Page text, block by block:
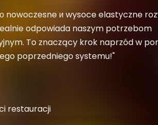
nowoczesne и wysoce elastyczne
odpowiada naszym potrzebom
To znaczący krok naprzód w
poprzedniego systemu!"
restauracji